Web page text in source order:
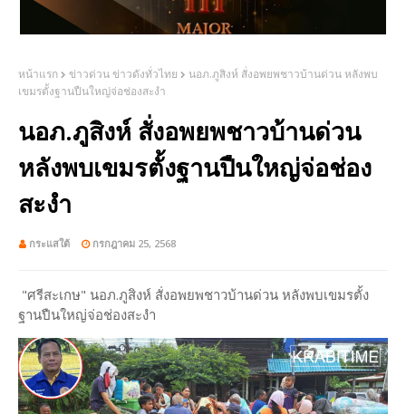
หน้าแรก ข่าวด่วน ข่าวดังทั่วไทย
นอภ.ภูสิงห์ สั่งอพยพชาวบ้านด่วน หลังพบ
เขมรตั้งฐานปืนใหญ่จ่อช่องสะงำ
นอภ.ภูสิงห์ สั่งอพยพชาวบ้านด่วน
หลังพบเขมรตั้งฐานปืนใหญ่จ่อช่อง
สะงำ
กระแสใต้ กรกฎาคม 25, 2568
"ศรีสะเกษ" นอภ.ภูสิงห์ สั่งอพยพชาวบ้านด่วน หลังพบเขมรตั้ง
ฐานปืนใหญ่จ่อช่องสะงำ